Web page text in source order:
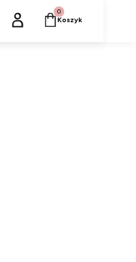
Produkty w koszyku:
Koszyk